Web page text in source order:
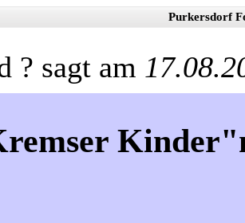
Purkersdorf
? sagt am